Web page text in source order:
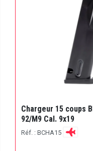
Chargeur 15 coups
92/M9 Cal. 9x19
Réf. : BCHA15